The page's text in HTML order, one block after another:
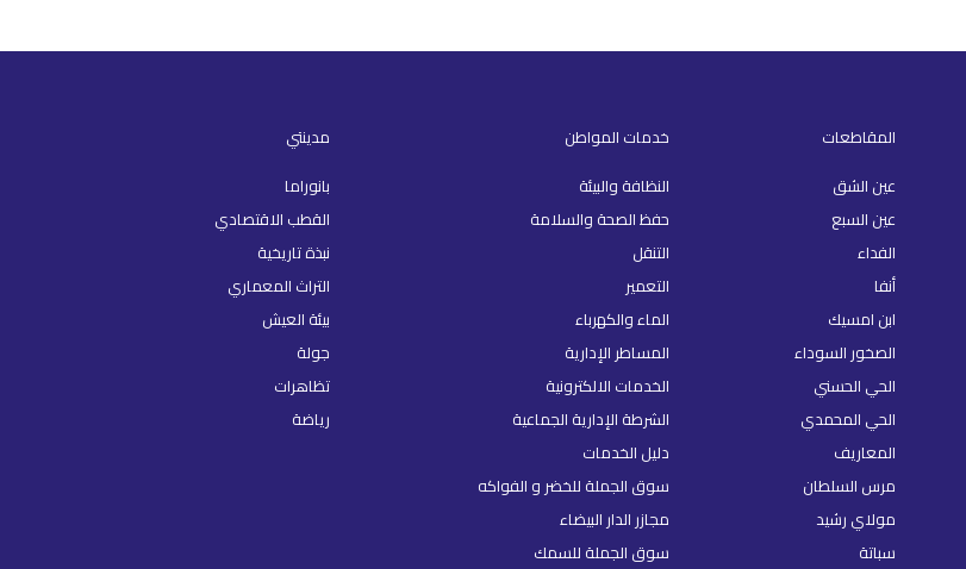
المقاطعات
عين الشق
عين السبع
الفداء
أنفا
ابن امسيك
الصخور السوداء
الحي الحسني
الحي المحمدي
المعاريف
مرس السلطان
مولاي رشيد
سباتة
خدمات المواطن
النظافة والبيئة
حفظ الصحة والسلامة
التنقل
التعمير
الماء والكهرباء
المساطر الإدارية
الخدمات الالكترونية
الشرطة الإدارية الجماعية
دليل الخدمات
سوق الجملة للخضر و الفواكه
مجازر الدار البيضاء
سوق الجملة للسمك
مدينتي
بانوراما
القطب الاقتصادي
نبذة تاريخية
التراث المعماري
بيئة العيش
جولة
تظاهرات
رياضة